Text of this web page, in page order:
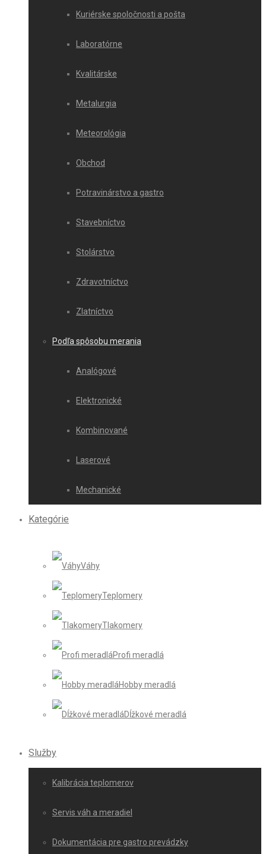
Kuriérske spoločnosti a pošta
Laboratórne
Kvalitárske
Metalurgia
Meteorológia
Obchod
Potravinárstvo a gastro
Stavebníctvo
Stolárstvo
Zdravotníctvo
Zlatníctvo
Podľa spôsobu merania
Analógové
Elektronické
Kombinované
Laserové
Mechanické
Kategórie
Váhy
Teplomery
Tlakomery
Profi meradlá
Hobby meradlá
Dĺžkové meradlá
Služby
Kalibrácia teplomerov
Servis váh a meradiel
Dokumentácia pre gastro prevádzky